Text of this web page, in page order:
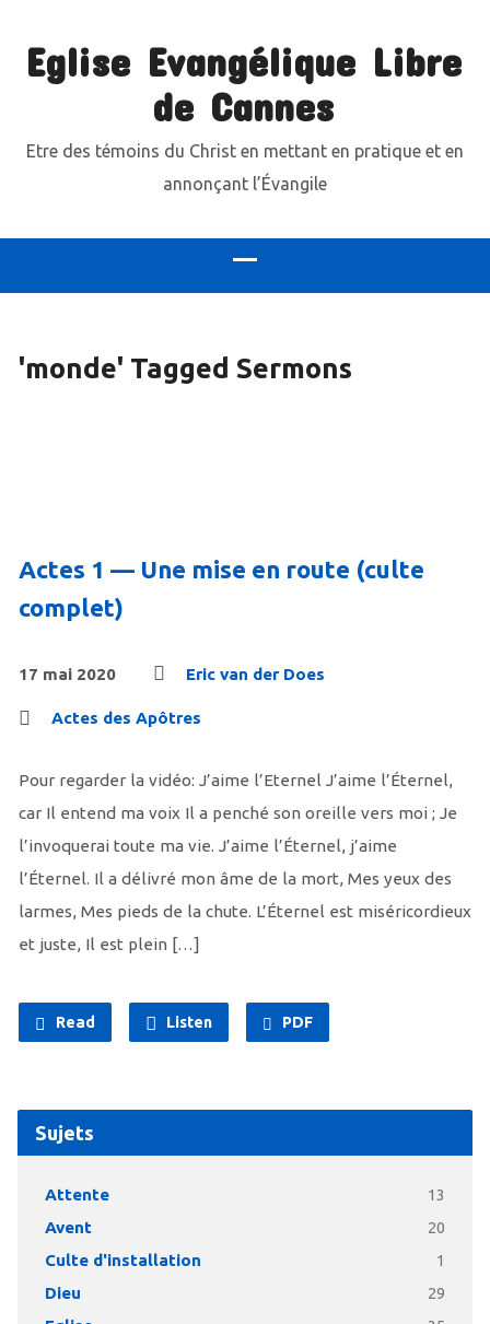
Eglise Evangélique Libre
de Cannes
Etre des témoins du Christ en mettant en pratique et en
annonçant l’Évangile
'monde' Tagged Sermons
Actes 1 — Une mise en route (culte
complet)
17 mai 2020 Eric van der Does
Actes des Apôtres
Pour regarder la vidéo: J’aime l’Eternel J’aime l’Éternel,
car Il entend ma voix Il a penché son oreille vers moi ; Je
l’invoquerai toute ma vie. J’aime l’Éternel, j’aime
l’Éternel. Il a délivré mon âme de la mort, Mes yeux des
larmes, Mes pieds de la chute. L’Éternel est miséricordieux
et juste, Il est plein […]
Read Listen PDF
Sujets
Attente 13
Avent 20
Culte d'installation 1
Dieu 29